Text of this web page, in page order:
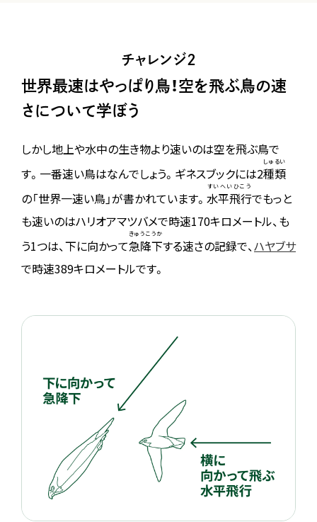
チャレンジ2
世界最速はやっぱり鳥！空を飛ぶ鳥の速
さについて学ぼう
しかし地上や水中の生き物より速いのは空を飛ぶ鳥で
す。一番速い鳥はなんでしょう。ギネスブックには2種類
しゅるい
の「世界一速い鳥」が書かれています。 水平飛行
すいへいひこう
でもっと
も速いのはハリオアマツバメで時速170キロメートル、も
う1つは、下に向かって急降下
きゅうこうか
する速さの記録で、 ハヤブサ
で時速389キロメートルです。